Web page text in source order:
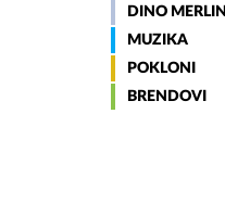
DINO MERLIN
MUZIKA
POKLONI
BRENDOVI